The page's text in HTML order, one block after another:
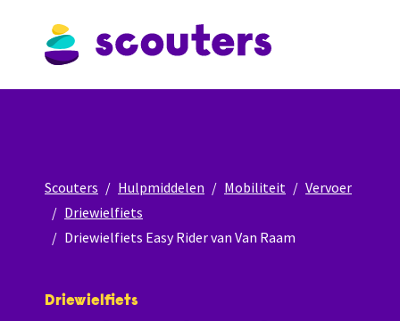
Scouters Hulpmiddelen Mobiliteit
Vervoer
Driewielfiets
Driewielfiets Easy Rider van Van Raam
Driewielfiets